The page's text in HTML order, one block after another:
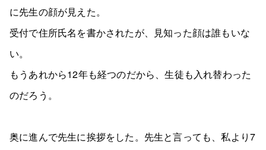
に先生の顔が見えた。
受付で住所氏名を書かされたが、見知った顔は誰もいな
い。
もうあれから12年も経つのだから、生徒も入れ替わった
のだろう。
奥に進んで先生に挨拶をした。先生と言っても、私より7